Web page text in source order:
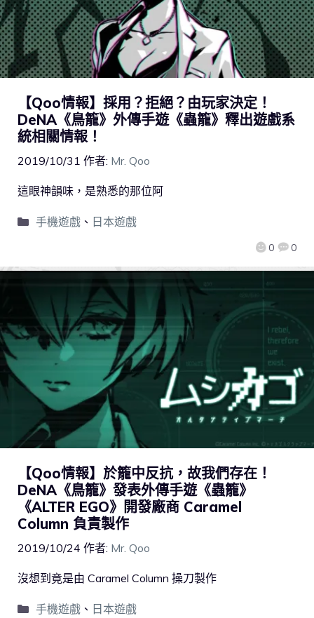
【Qoo情報】採用？拒絕？由玩家決定！
DeNA《鳥籠》外傳手遊《蟲籠》釋出遊戲系
統相關情報！
2019/10/31 作者: Mr. Qoo
0 0
這眼神韻味，是熟悉的那位阿
手機遊戲、 日本遊戲
【Qoo情報】於籠中反抗，故我們存在！
DeNA《鳥籠》發表外傳手遊《蟲籠》
《ALTER EGO》開發廠商 Caramel
Column 負責製作
2019/10/24 作者: Mr. Qoo
沒想到竟是由 Caramel Column 操刀製作
手機遊戲、 日本遊戲